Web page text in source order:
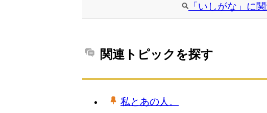
「いしがな」に
関連トピックを探す
私とあの人。